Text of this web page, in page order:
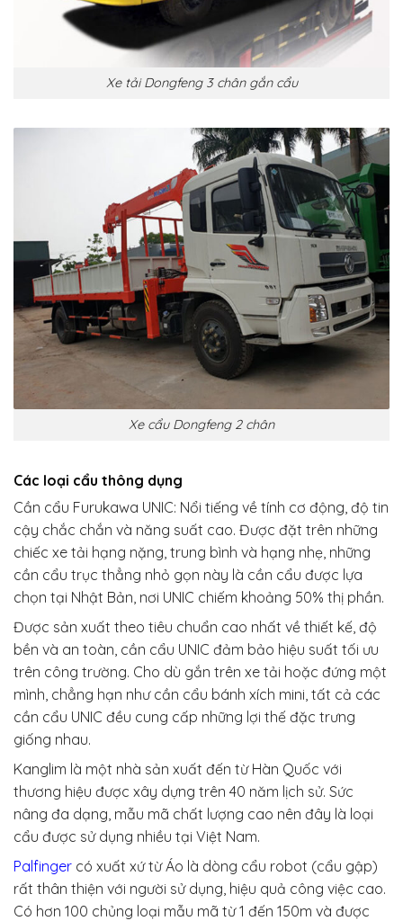
Xe tải Dongfeng 3 chân gắn cẩu
Xe cẩu Dongfeng 2 chân
Các loại cẩu thông dụng
Cần cẩu Furukawa UNIC: Nổi tiếng về tính cơ động, độ tin
cậy chắc chắn và năng suất cao. Được đặt trên những
chiếc xe tải hạng nặng, trung bình và hạng nhẹ, những
cần cẩu trục thẳng nhỏ gọn này là cần cẩu được lựa
chọn tại Nhật Bản, nơi UNIC chiếm khoảng 50% thị phần.
Được sản xuất theo tiêu chuẩn cao nhất về thiết kế, độ
bền và an toàn, cần cẩu UNIC đảm bảo hiệu suất tối ưu
trên công trường. Cho dù gắn trên xe tải hoặc đứng một
mình, chẳng hạn như cần cẩu bánh xích mini, tất cả các
cần cẩu UNIC đều cung cấp những lợi thế đặc trưng
giống nhau.
Kanglim là một nhà sản xuất đến từ Hàn Quốc với
thương hiệu được xây dựng trên 40 năm lịch sử. Sức
nâng đa dạng, mẫu mã chất lượng cao nên đây là loại
cẩu được sử dụng nhiều tại Việt Nam.
Palfinger có xuất xứ từ Áo là dòng cẩu robot (cẩu gập)
rất thân thiện với người sử dụng, hiệu quả công việc cao.
Có hơn 100 chủng loại mẫu mã từ 1 đến 150m và được